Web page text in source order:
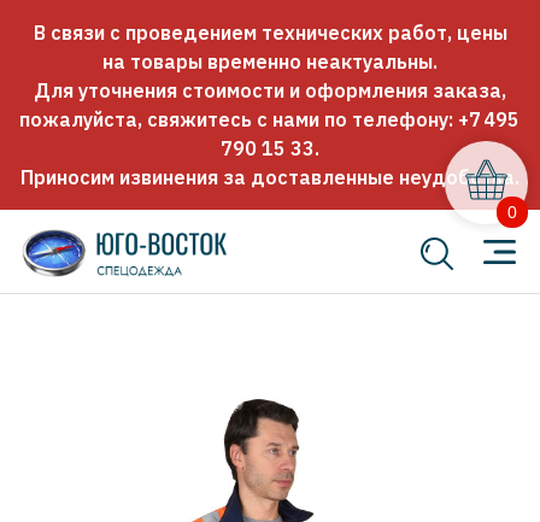
В связи с проведением технических работ, цены
на товары временно неактуальны.
Для уточнения стоимости и оформления заказа,
пожалуйста, свяжитесь с нами по телефону: +7 495
790 15 33.
Приносим извинения за доставленные неудобства.
0